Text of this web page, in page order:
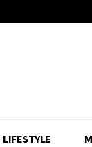
LIFESTYLE